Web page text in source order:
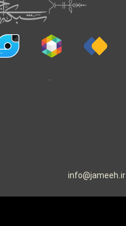
info@jameeh.ir